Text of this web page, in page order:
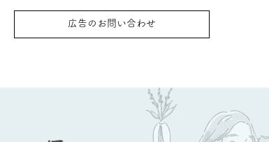
広告のお問い合わせ